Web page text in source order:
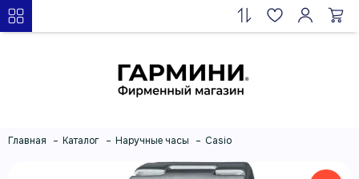
Главная Каталог Наручные часы Casio